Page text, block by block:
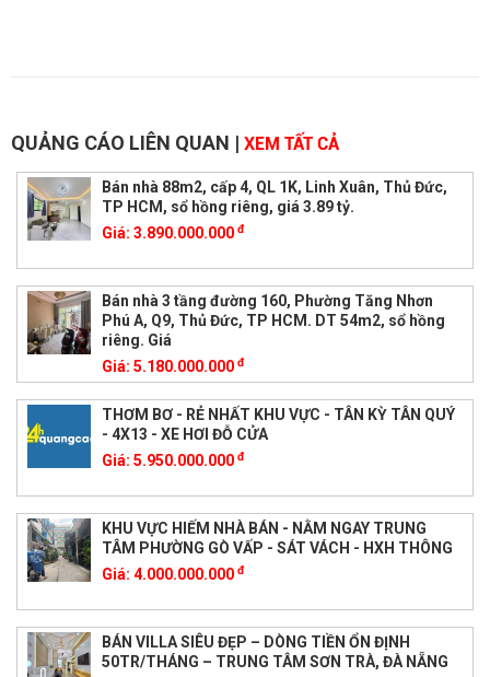
QUẢNG CÁO LIÊN QUAN | XEM TẤT CẢ
Bán nhà 88m2, cấp 4, QL 1K, Linh Xuân, Thủ Đức,
TP HCM, sổ hồng riêng, giá 3.89 tỷ.
Giá: 3.890.000.000 đ
Bán nhà 3 tầng đường 160, Phường Tăng Nhơn
Phú A, Q9, Thủ Đức, TP HCM. DT 54m2, sổ hồng
riêng. Giá
Giá: 5.180.000.000 đ
THƠM BƠ - RẺ NHẤT KHU VỰC - TÂN KỲ TÂN QUÝ
- 4X13 - XE HƠI ĐỖ CỬA
Giá: 5.950.000.000 đ
KHU VỰC HIẾM NHÀ BÁN - NẰM NGAY TRUNG
TÂM PHƯỜNG GÒ VẤP - SÁT VÁCH - HXH THÔNG
Giá: 4.000.000.000 đ
BÁN VILLA SIÊU ĐẸP – DÒNG TIỀN ỔN ĐỊNH
50TR/THÁNG – TRUNG TÂM SƠN TRÀ, ĐÀ NẴNG